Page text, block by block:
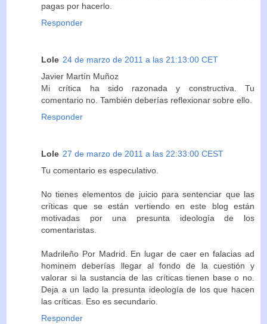
pagas por hacerlo.
Responder
Lole 24 de marzo de 2011 a las 21:13:00 CET
Javier Martín Muñoz
Mi crítica ha sido razonada y constructiva. Tu
comentario no. También deberías reflexionar sobre ello.
Responder
Lole 27 de marzo de 2011 a las 22:33:00 CEST
Tu comentario es especulativo.
No tienes elementos de juicio para sentenciar que las
críticas que se están vertiendo en este blog están
motivadas por una presunta ideología de los
comentaristas.
Madrileño Por Madrid. En lugar de caer en falacias ad
hominem deberías llegar al fondo de la cuestión y
valorar si la sustancia de las críticas tienen base o no.
Deja a un lado la presunta ideología de los que hacen
las críticas. Eso es secundario.
Responder